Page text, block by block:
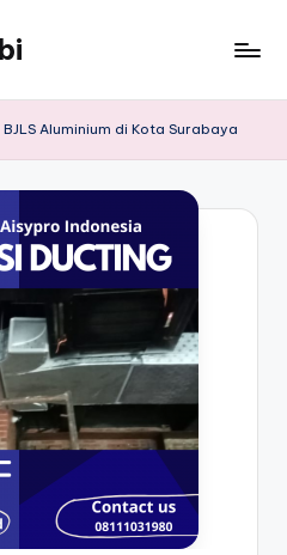
Aluminium di Kota Surabaya